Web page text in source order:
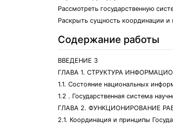
Рассмотреть государственную
Раскрыть сущность координации
Содержание работы
ВВЕДЕНИЕ 3
ГЛАВА 1. СТРУКТУРА
1.1. Состояние национальных
1.2 . Государственная система
ГЛАВА 2. ФУНКЦИОНИРОВАНИЕ
2.1. Координация и принципы